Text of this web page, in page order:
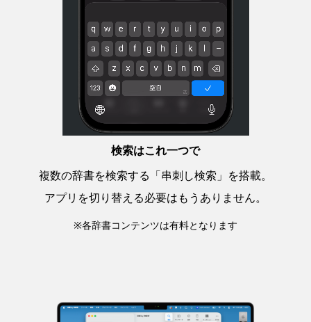
検索はこれ一つで
複数の辞書を検索する「串刺し検索」を搭載。
アプリを切り替える必要はもうありません。
※各辞書コンテンツは有料となります